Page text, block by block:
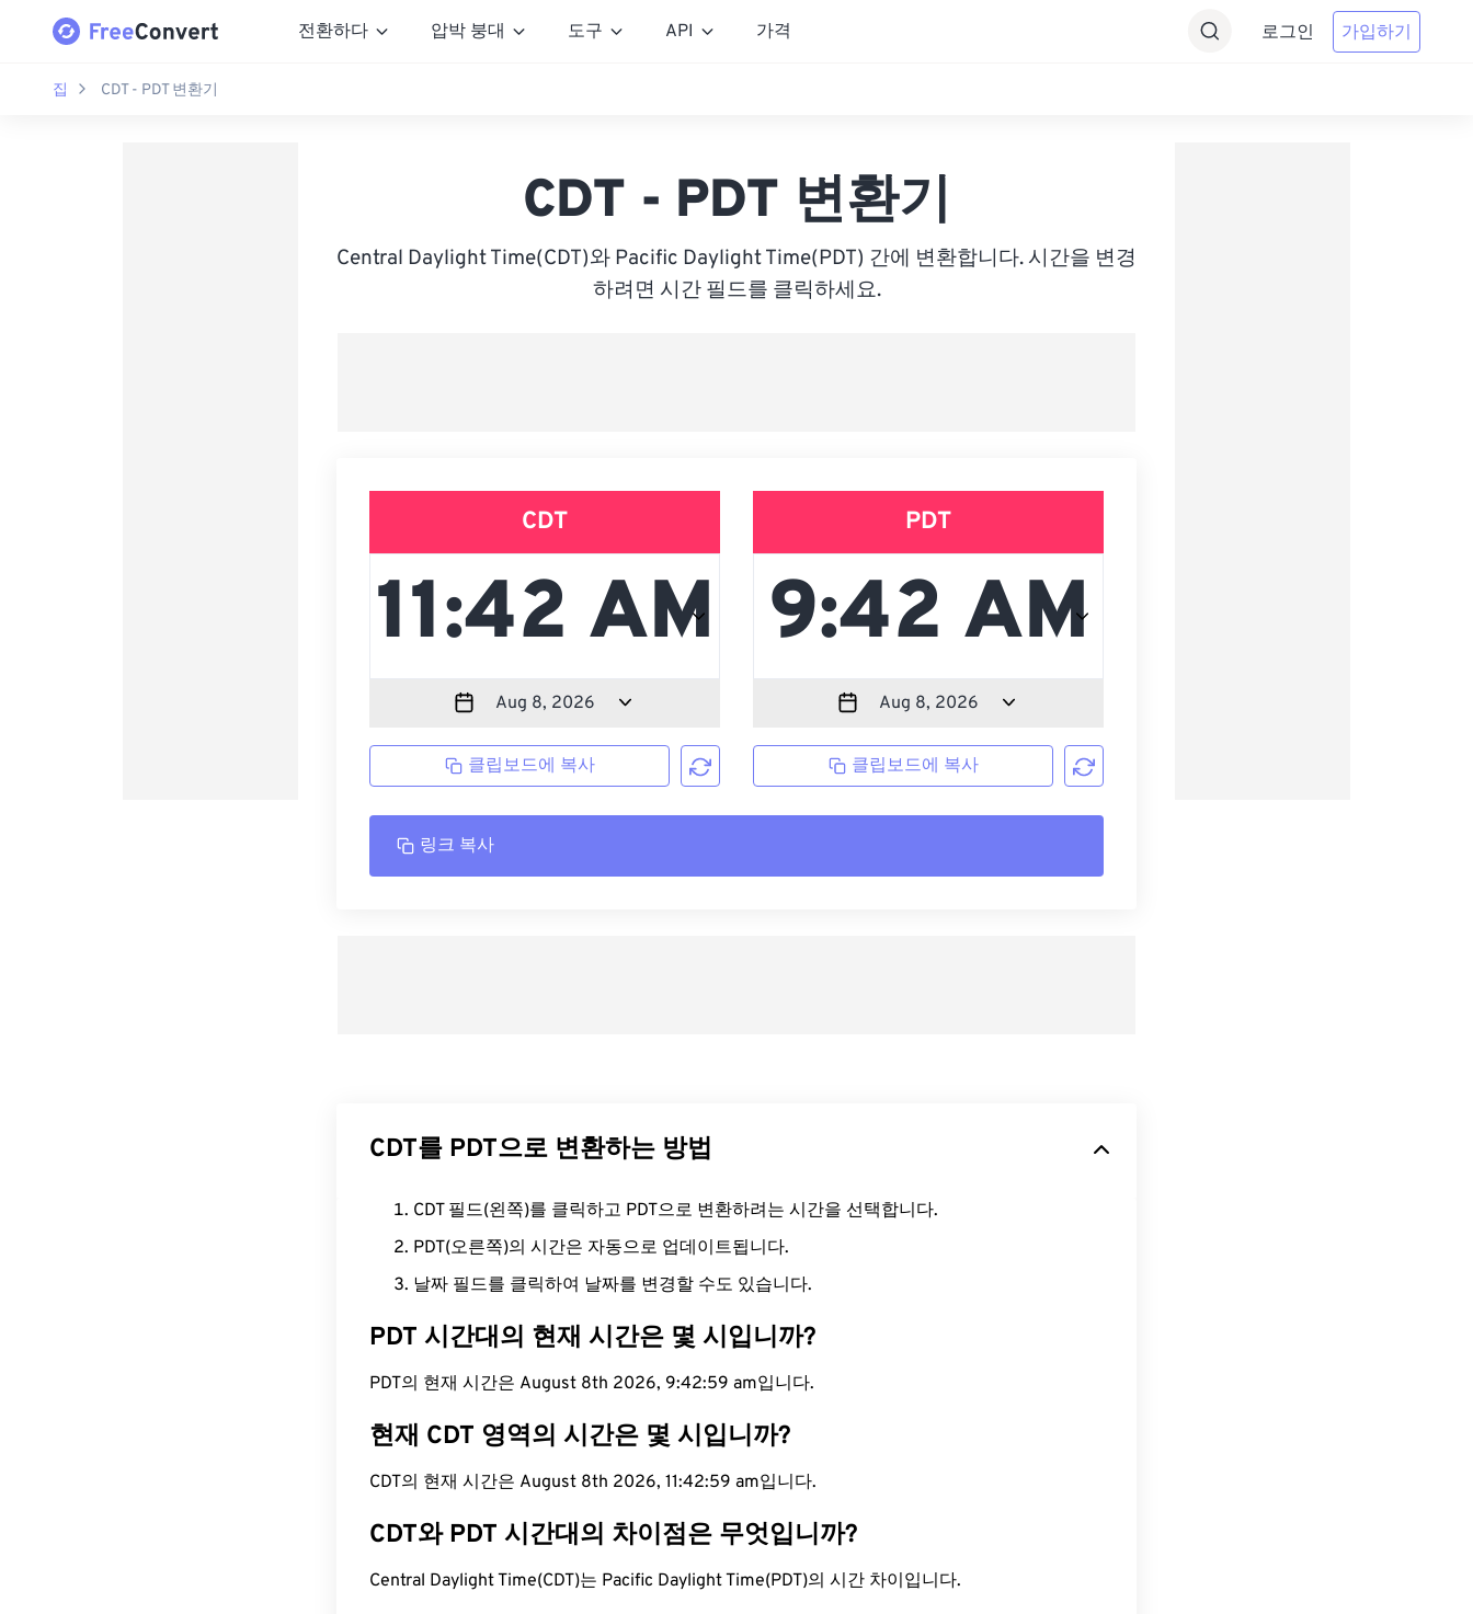
전환하다 압박 붕대 도구 API 가격 로그인 가입하기
집 CDT - PDT 변환기
CDT - PDT 변환기
Central Daylight Time(CDT)와 Pacific Daylight Time(PDT) 간에 변환합니다. 시간을 변경
하려면 시간 필드를 클릭하세요.
CDT
클립보드에 복사
PDT
클립보드에 복사
링크 복사
CDT를 PDT으로 변환하는 방법
CDT 필드(왼쪽)를 클릭하고 PDT으로 변환하려는 시간을 선택합니다.
PDT(오른쪽)의 시간은 자동으로 업데이트됩니다.
날짜 필드를 클릭하여 날짜를 변경할 수도 있습니다.
PDT 시간대의 현재 시간은 몇 시입니까?
PDT의 현재 시간은 August 8th 2026, 9:43:00 am입니다.
현재 CDT 영역의 시간은 몇 시입니까?
CDT의 현재 시간은 August 8th 2026, 11:43:00 am입니다.
CDT와 PDT 시간대의 차이점은 무엇입니까?
Central Daylight Time(CDT)는 Pacific Daylight Time(PDT)의 시간 차이입니다.